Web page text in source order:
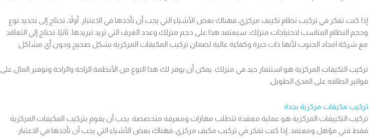
إذا كنت تفكر في تركيب نظام تكييف مركزي، فهناك بعض الأشياء التي يجب أن تأخذها في الاعتبار. أولاً، تحتاج إلى تحديد نوع
وحجم النظام المناسب لاحتياجات منزلك. سيعتمد هذا على حجم منزلك وعدد الغرف التي تريد تبريدها. ثانيًا، تحتاج إلي التعاقد
مع شركة امداد الجنوب لأنها ذات خبرة وكفاءة عالية لضمان تركيب المكيفات المركزية بشكل صحيح ودون أي مشاكل.
تركيب التكيفات المركزية هو استثمار جيد في منزلك. يمكن أن يوفر لك هذا النوع من الأنظمة الراحة والراحة وتوفير المال على
فواتير الطاقه على المدى الطويل.
تركيب مكيفات مركزية بجدة
تركيب التكييفات المركزية هو عملية معقدة تتطلب مهارات ومعرفة متخصصة. يجب أن يقوم بتركيب المكيفات المركزية
فقط فني مؤهل ومعتمد. إذا كنت تفكر في تركيب مكيف مركزي، فهناك بعض الأشياء التي يجب أن تأخذها في الاعتبار: